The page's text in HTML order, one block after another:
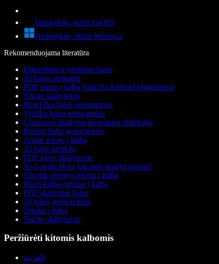
Atsisiųskite, skirta macOS
Atsisiųskite, skirta Windows
Rekomenduojama literatūra
Diktavimas ir įvedimas balsu
AI balso asistentas
PDF teksto į kalbą funkcija Android įrenginiuose
Teksto skaitytuvas
Moteriško balso generatorius
Vyriško balso generatorius
Geriausios skaitymo programos disleksijai
Roboto balso generatorius
Anime teksto į kalbą
AI balso keitiklis
PDF garso skaitytuvas
Ar Google Docs gali man skaityti garsiai?
Chrome plėtinys tekstui į kalbą
Hindi kalbos tekstas į kalbą
PDF skaitymas balsu
AI balsų generavimas
Tekstas į balsą
Teksto skaitytuvas
Peržiūrėti kitomis kalbomis
العربية